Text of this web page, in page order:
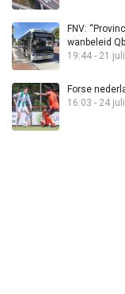
FNV:
wanbeleid
19:44 - 21 juli
Forse
16:03 - 24 juli